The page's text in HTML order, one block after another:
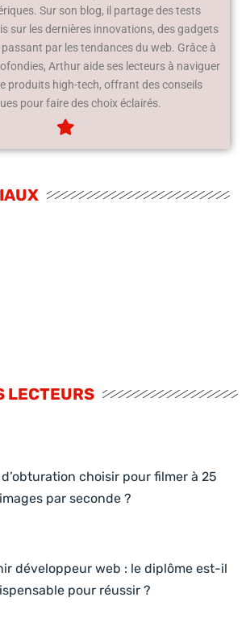
Sur son blog, il partage des tests
sur les dernières innovations, des gadgets
par les tendances du web. Grâce à
Arthur aide ses lecteurs à naviguer
produits high-tech, offrant des conseils
pour faire des choix éclairés.
LECTEURS
choisir pour filmer à 25
images par seconde ?
développeur web : le diplôme est-il
pour réussir ?